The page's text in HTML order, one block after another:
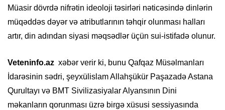
Müasir dövrdə nifrətin ideoloji təsirləri nəticəsində dinlərin
müqəddəs dəyər və atributlarının təhqir olunması halları
artır, din adından siyasi məqsədlər üçün sui-istifadə olunur.
Veteninfo.az xəbər verir ki, bunu Qafqaz Müsəlmanları
İdarəsinin sədri, şeyxülislam Allahşükür Paşazadə Astana
Qurultayı və BMT Sivilizasiyalar Alyansının Dini
məkanların qorunması üzrə birgə xüsusi sessiyasında